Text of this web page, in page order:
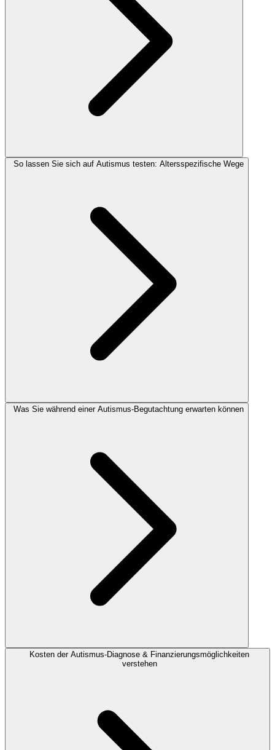
So lassen Sie sich auf Autismus testen: Altersspezifische Wege
Was Sie während einer Autismus-Begutachtung erwarten können
Kosten der Autismus-Diagnose & Finanzierungsmöglichkeiten
verstehen